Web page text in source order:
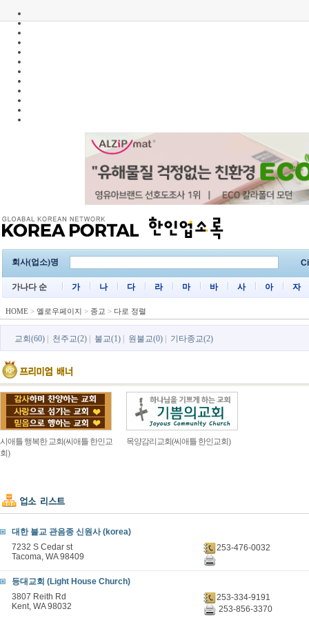
회사(업소)명
가나다 순 가 나 다 라 마 바 사 아 자
HOME > 옐로우페이지 > 종교 > 다로 정렬
교회(60) 천주교(2) 불교(1) 원불교(0) 기타종교(2)
시애틀 행복한 교회(씨애틀 한인교
회)
목양감리교회(씨애틀 한인교회)
대한 불교 관음종 신원사 (korea)
7232 S Cedar st
Tacoma, WA 98409
253-476-0032
등대교회 (Light House Church)
3807 Reith Rd
Kent, WA 98032
253-334-9191
253-856-3370